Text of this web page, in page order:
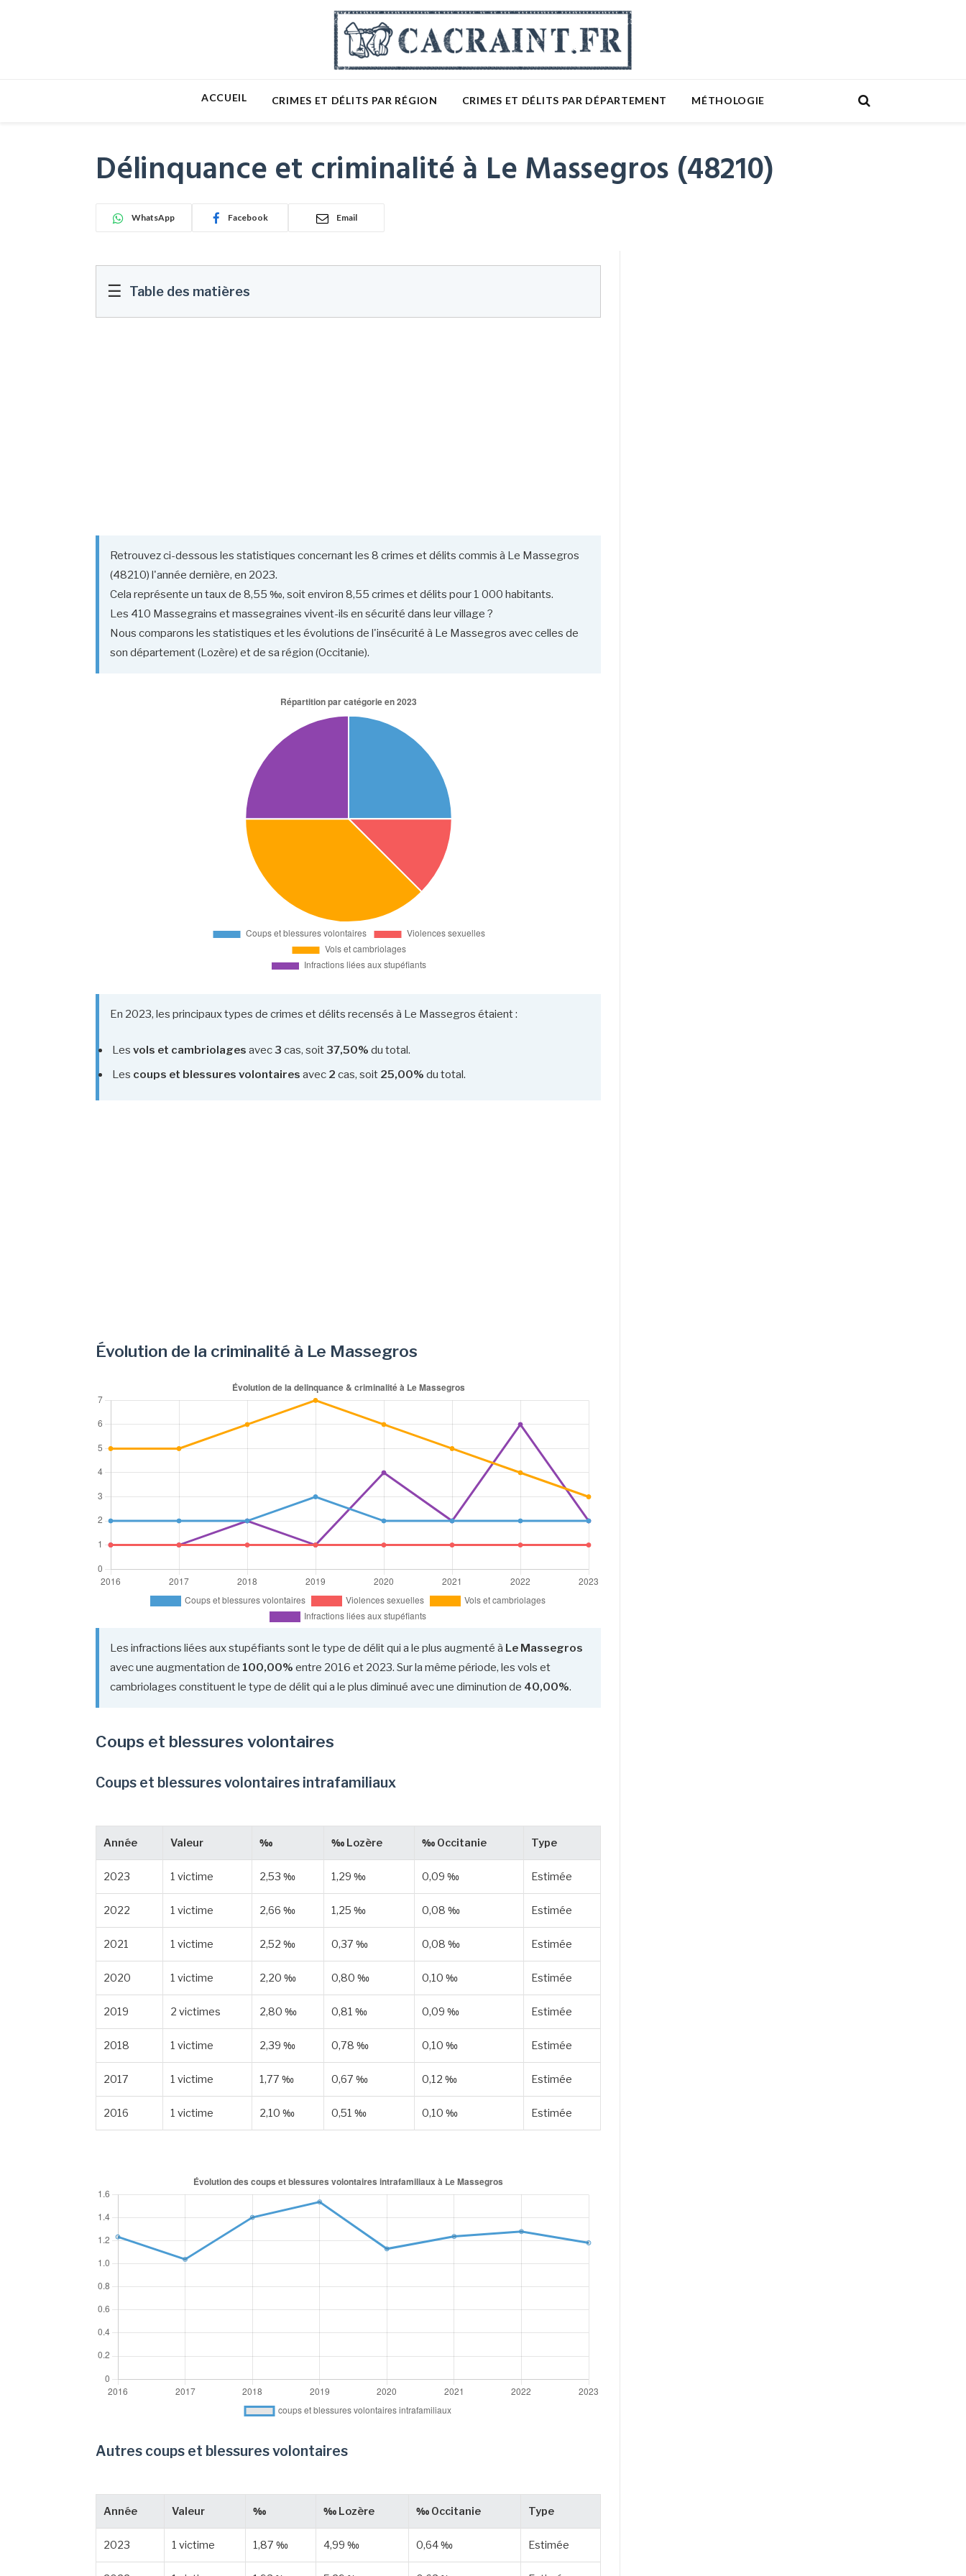
ACCUEIL CRIMES ET DÉLITS PAR RÉGION CRIMES ET DÉLITS PAR DÉPARTEMENT MÉTHOLOGIE
Délinquance et criminalité à Le Massegros (48210)
WhatsApp Facebook Email
☰ Table des matières
Retrouvez ci-dessous les statistiques concernant les 8 crimes et délits commis à Le Massegros
(48210) l'année dernière, en 2023.
Cela représente un taux de 8,55 ‰, soit environ 8,55 crimes et délits pour 1 000 habitants.
Les 410 Massegrains et massegraines vivent-ils en sécurité dans leur village ?
Nous comparons les statistiques et les évolutions de l'insécurité à Le Massegros avec celles de
son département (Lozère) et de sa région (Occitanie).
En 2023, les principaux types de crimes et délits recensés à Le Massegros étaient :
Les vols et cambriolages avec3 cas, soit37,50% du total.
Les coups et blessures volontaires avec 2 cas, soit 25,00% du total.
Évolution de la criminalité à Le Massegros
Les infractions liées aux stupéfiants sont le type de délit qui a le plus augmenté à Le Massegros
avec une augmentation de 100,00% entre 2016 et 2023. Sur la même période, les vols et
cambriolages constituent le type de délit qui a le plus diminué avec une diminution de 40,00%.
Coups et blessures volontaires
Coups et blessures volontaires intrafamiliaux
Année Valeur ‰ ‰ Lozère ‰ Occitanie Type
2023 1 victime 2,53 ‰ 1,29 ‰ 0,09 ‰ Estimée
2022 1 victime 2,66 ‰ 1,25 ‰ 0,08 ‰ Estimée
2021 1 victime 2,52 ‰ 0,37 ‰ 0,08 ‰ Estimée
2020 1 victime 2,20 ‰ 0,80 ‰ 0,10 ‰ Estimée
2019 2 victimes 2,80 ‰ 0,81 ‰ 0,09 ‰ Estimée
2018 1 victime 2,39 ‰ 0,78 ‰ 0,10 ‰ Estimée
2017 1 victime 1,77 ‰ 0,67 ‰ 0,12 ‰ Estimée
2016 1 victime 2,10 ‰ 0,51 ‰ 0,10 ‰ Estimée
Autres coups et blessures volontaires
Année Valeur ‰ ‰ Lozère ‰ Occitanie Type
2023 1 victime 1,87 ‰ 4,99 ‰ 0,64 ‰ Estimée